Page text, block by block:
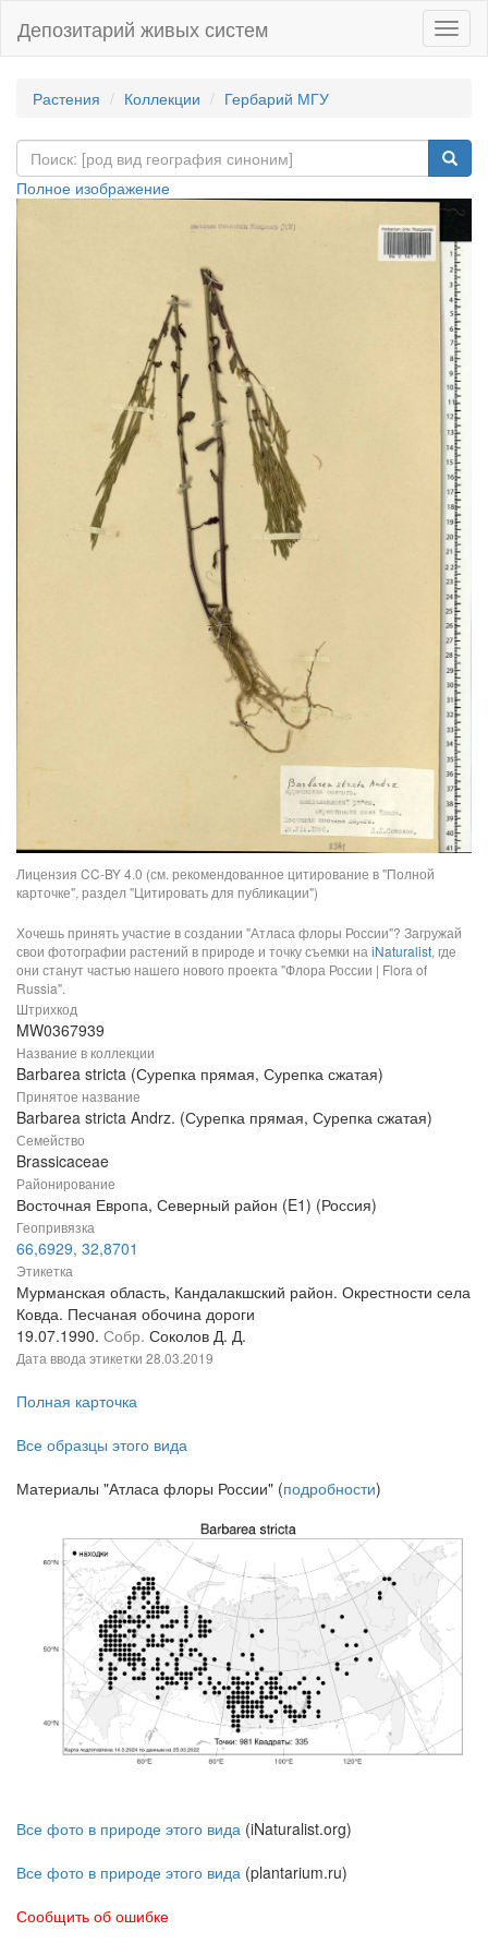
Депозитарий живых систем
Растения Коллекции Гербарий МГУ
Полное изображение
Лицензия CC-BY 4.0 (см. рекомендованное цитирование в "Полной
карточке", раздел "Цитировать для публикации")
Хочешь принять участие в создании "Атласа флоры России"? Загружай
свои фотографии растений в природе и точку съемки на iNaturalist, где
они станут частью нашего нового проекта "Флора России | Flora of
Russia".
Штрихкод
MW0367939
Название в коллекции
Barbarea stricta (Сурепка прямая, Сурепка сжатая)
Принятое название
Barbarea stricta Andrz. (Сурепка прямая, Сурепка сжатая)
Семейство
Brassicaceae
Районирование
Восточная Европа, Северный район (E1) (Россия)
Геопривязка
66,6929, 32,8701
Этикетка
Мурманская область, Кандалакшский район. Окрестности села
Ковда. Песчаная обочина дороги
19.07.1990. Собр. Соколов Д. Д.
Дата ввода этикетки 28.03.2019
Полная карточка
Все образцы этого вида
Материалы "Атласа флоры России" (подробности)
Все фото в природе этого вида (iNaturalist.org)
Все фото в природе этого вида (plantarium.ru)
Сообщить об ошибке